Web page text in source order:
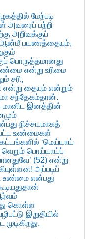
மேற்படி
அவரைப் பற்றி
அறிவுக்குப்
ஆன்மீ பயணத்தையும்,
பொருத்தமானது
என்று உரிமை
சரி,
என்று தையும் என்றும்
சந்தேகம்தான்.
மானிட இனத்தின்
நிச்சயமாகத்
உண்மைகள்
‘மெய்யாய்
வெறும் பொய்யாய்ப்
(52) என்று
அப்படிப்
உண்மை என்பது
கொள்ள
இறுதியில்